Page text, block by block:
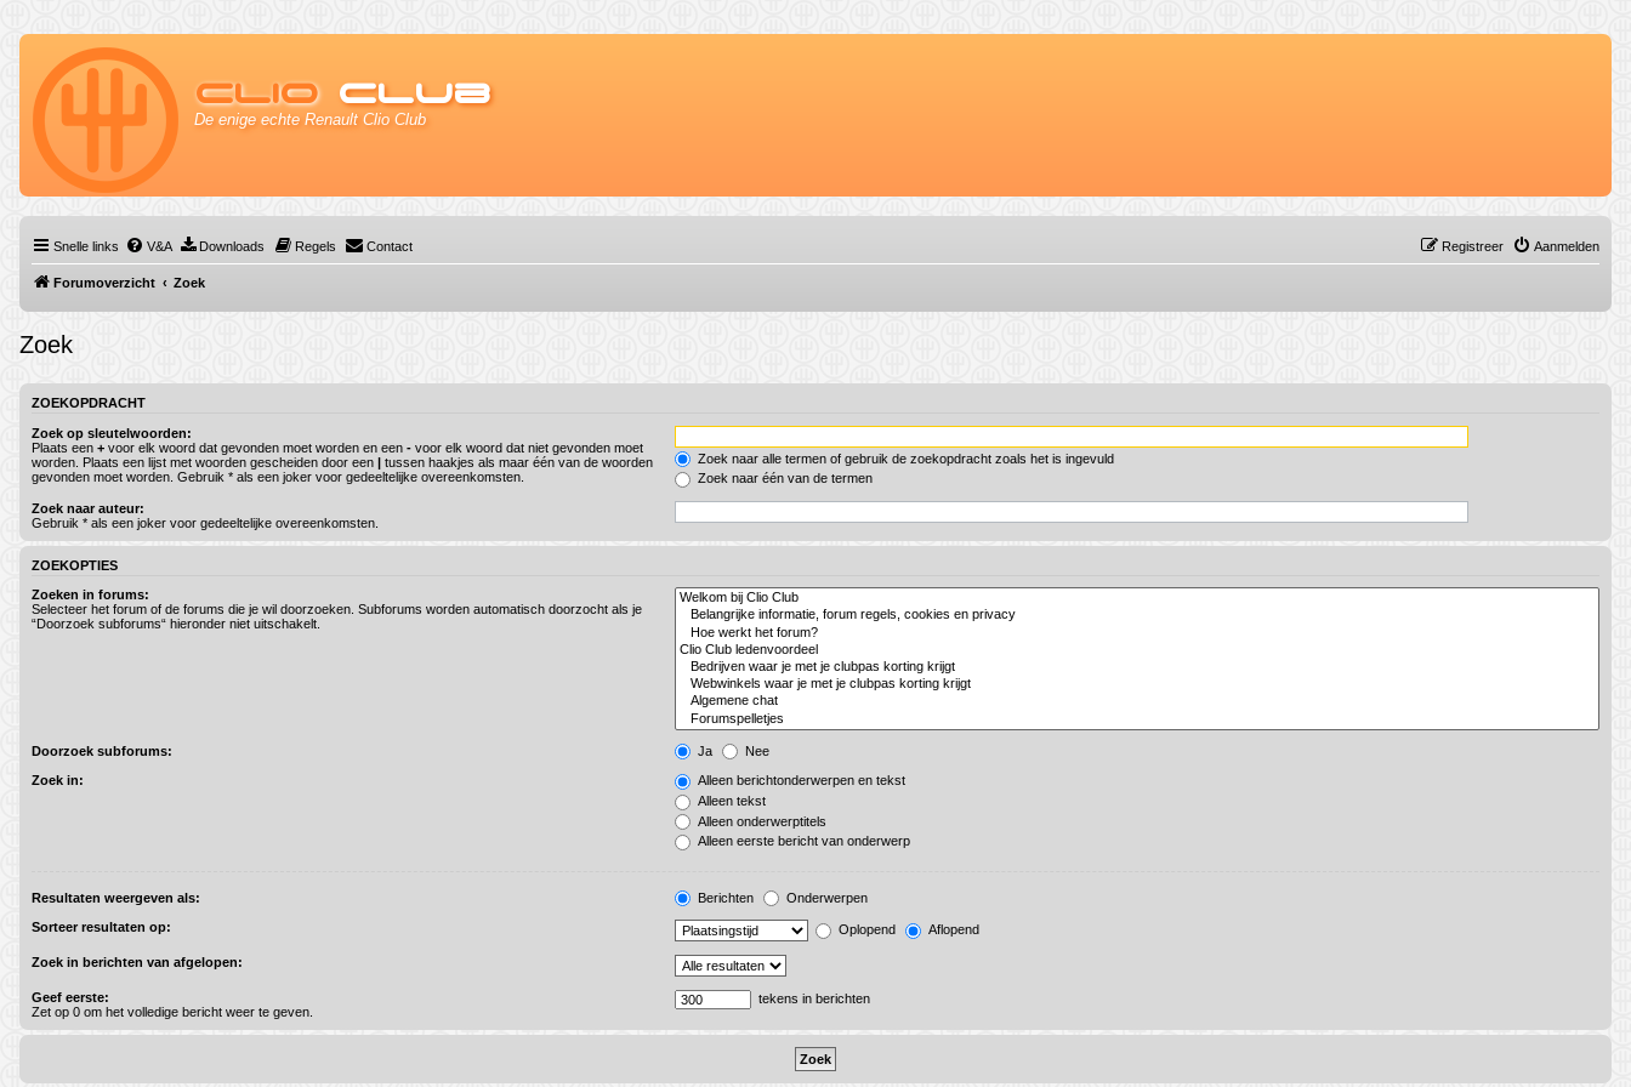
Clio Club
De enige echte Renault Clio Club
Snelle links V&A Downloads Regels Contact Aanmelden
Registreer
Forumoverzicht Zoek
Zoek
ZOEKOPDRACHT
Zoek op sleutelwoorden:
Plaats een + voor elk woord dat gevonden moet worden en een - voor elk woord dat niet gevonden moet
worden. Plaats een lijst met woorden gescheiden door een | tussen haakjes als maar één van de woorden
gevonden moet worden. Gebruik * als een joker voor gedeeltelijke overeenkomsten.
Zoek naar alle termen of gebruik de zoekopdracht zoals het is ingevuld
Zoek naar één van de termen
Zoek naar auteur:
Gebruik * als een joker voor gedeeltelijke overeenkomsten.
ZOEKOPTIES
Zoeken in forums:
Selecteer het forum of de forums die je wil doorzoeken. Subforums worden automatisch doorzocht als je
“Doorzoek subforums“ hieronder niet uitschakelt.
Doorzoek subforums: Ja Nee
Zoek in:
Alleen berichtonderwerpen en tekst
Alleen tekst
Alleen onderwerptitels
Alleen eerste bericht van onderwerp
Resultaten weergeven als: Berichten Onderwerpen
Sorteer resultaten op: Oplopend Aflopend
Zoek in berichten van afgelopen:
Geef eerste:
Zet op 0 om het volledige bericht weer te geven.
tekens in berichten